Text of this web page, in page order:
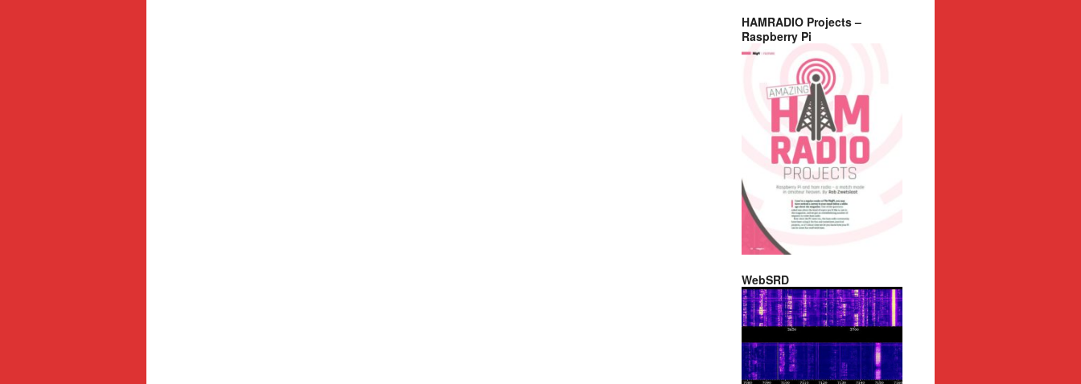
HAMRADIO Projects –
Raspberry Pi
WebSRD